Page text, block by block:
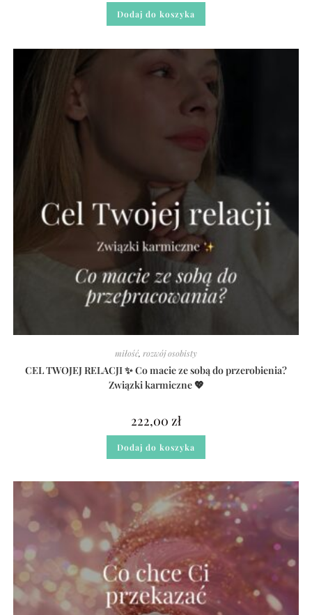
Dodaj do koszyka
miłość, rozwój osobisty
CEL TWOJEJ RELACJI ✨ Co macie ze sobą do przerobienia?
Związki karmiczne 💖
222,00 zł
Dodaj do koszyka